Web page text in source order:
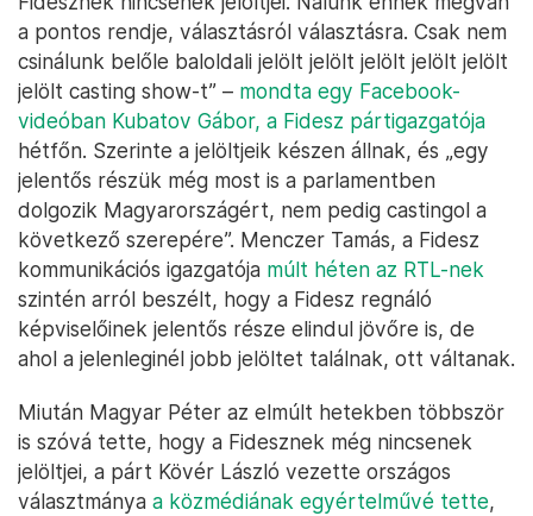
a pontos rendje, választásról választásra. Csak nem
csinálunk belőle baloldali jelölt jelölt jelölt jelölt jelölt
jelölt casting show-t” – mondta egy Facebook-
videóban Kubatov Gábor, a Fidesz pártigazgatója
hétfőn. Szerinte a jelöltjeik készen állnak, és „egy
jelentős részük még most is a parlamentben
dolgozik Magyarországért, nem pedig castingol a
következő szerepére”. Menczer Tamás, a Fidesz
kommunikációs igazgatója múlt héten az RTL-nek
szintén arról beszélt, hogy a Fidesz regnáló
képviselőinek jelentős része elindul jövőre is, de
ahol a jelenleginél jobb jelöltet találnak, ott váltanak.
Miután Magyar Péter az elmúlt hetekben többször
is szóvá tette, hogy a Fidesznek még nincsenek
jelöltjei, a párt Kövér László vezette országos
választmánya a közmédiának egyértelművé tette,